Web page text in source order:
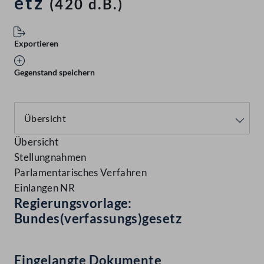
(420 d.B.)
Exportieren
Gegenstand speichern
Übersicht
Stellungnahmen
Parlamentarisches Verfahren
Einlangen NR
Regierungsvorlage:
Bundes(verfassungs)gesetz
Eingelangte Dokumente